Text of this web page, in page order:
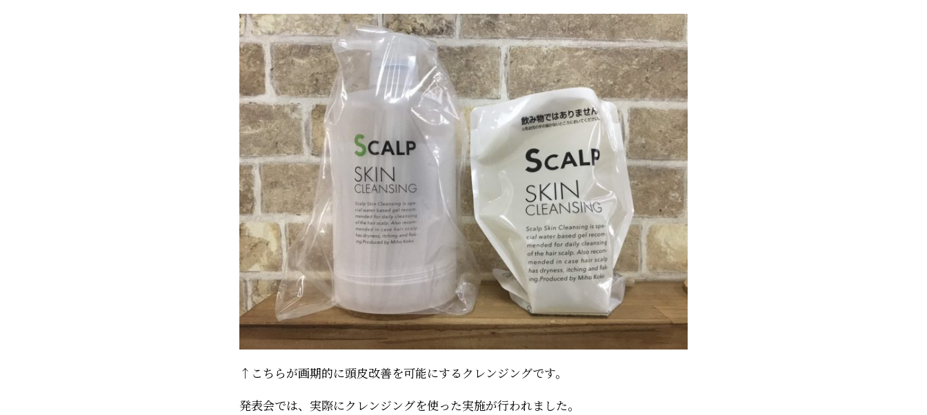
↑こちらが画期的に頭皮改善を可能にするクレンジングです。
発表会では、実際にクレンジングを使った実施が行われました。